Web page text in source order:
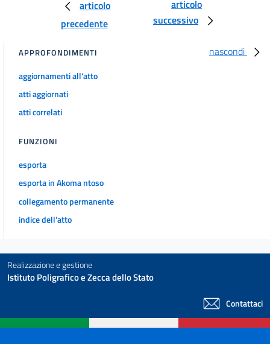
articolo
precedente
articolo
successivo
nascondi
APPROFONDIMENTI
aggiornamenti all'atto
atti aggiornati
atti correlati
FUNZIONI
esporta
esporta in Akoma ntoso
collegamento permanente
indice dell'atto
Realizzazione e gestione
Istituto Poligrafico e Zecca dello Stato
Contattaci